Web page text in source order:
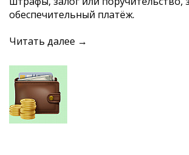
обеспечительный платёж.
Читать далее →